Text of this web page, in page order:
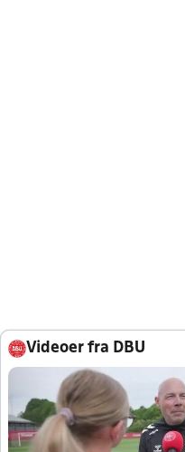
Videoer fra DBU